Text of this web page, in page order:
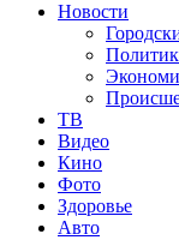
Новости
ТВ
Видео
Кино
Фото
Здоровье
Авто